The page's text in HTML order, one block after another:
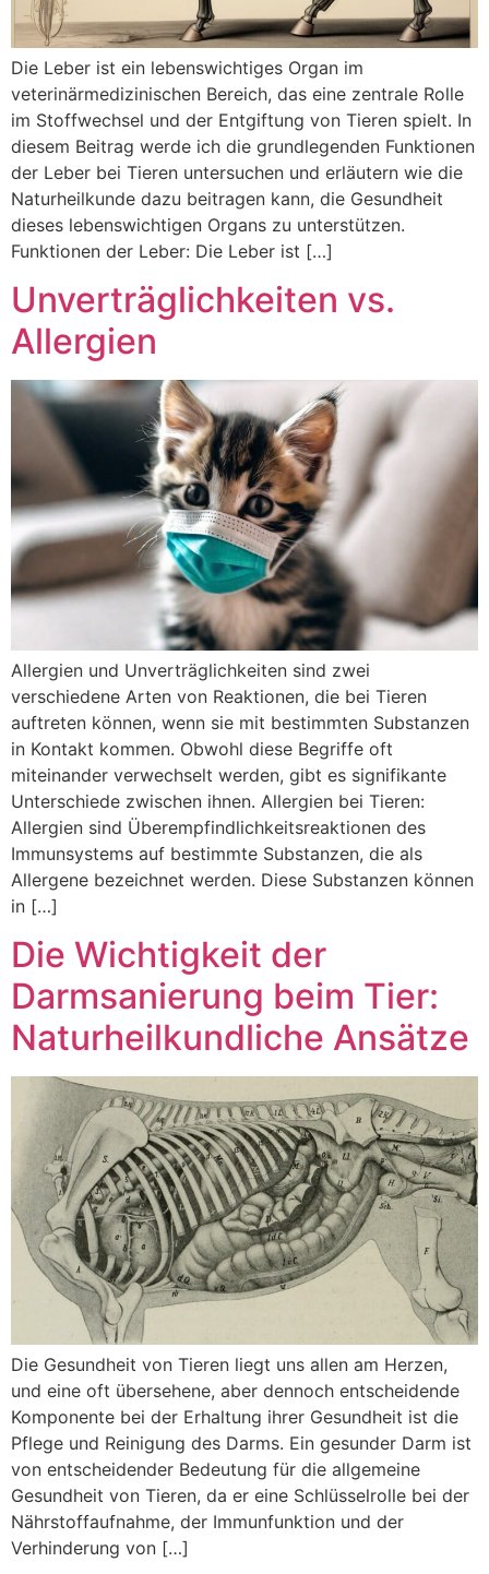
Die Leber ist ein lebenswichtiges Organ im
veterinärmedizinischen Bereich, das eine zentrale Rolle
im Stoffwechsel und der Entgiftung von Tieren spielt. In
diesem Beitrag werde ich die grundlegenden Funktionen
der Leber bei Tieren untersuchen und erläutern wie die
Naturheilkunde dazu beitragen kann, die Gesundheit
dieses lebenswichtigen Organs zu unterstützen.
Funktionen der Leber: Die Leber ist […]
Unverträglichkeiten vs.
Allergien
Allergien und Unverträglichkeiten sind zwei
verschiedene Arten von Reaktionen, die bei Tieren
auftreten können, wenn sie mit bestimmten Substanzen
in Kontakt kommen. Obwohl diese Begriffe oft
miteinander verwechselt werden, gibt es signifikante
Unterschiede zwischen ihnen. Allergien bei Tieren:
Allergien sind Überempfindlichkeitsreaktionen des
Immunsystems auf bestimmte Substanzen, die als
Allergene bezeichnet werden. Diese Substanzen können
in […]
Die Wichtigkeit der
Darmsanierung beim Tier:
Naturheilkundliche Ansätze
Die Gesundheit von Tieren liegt uns allen am Herzen,
und eine oft übersehene, aber dennoch entscheidende
Komponente bei der Erhaltung ihrer Gesundheit ist die
Pflege und Reinigung des Darms. Ein gesunder Darm ist
von entscheidender Bedeutung für die allgemeine
Gesundheit von Tieren, da er eine Schlüsselrolle bei der
Nährstoffaufnahme, der Immunfunktion und der
Verhinderung von […]